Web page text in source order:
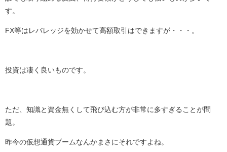
す。
FX等はレバレッジを効かせて高額取引はできますが・・・。
投資は凄く良いものです。
ただ、知識と資金無くして飛び込む方が非常に多すぎることが問
題。
昨今の仮想通貨ブームなんかまさにそれですよね。